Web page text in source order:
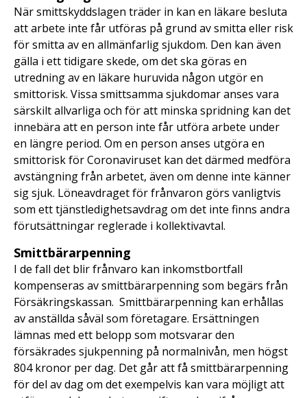
När smittskyddslagen träder in kan en läkare besluta
att arbete inte får utföras på grund av smitta eller risk
för smitta av en allmänfarlig sjukdom. Den kan även
gälla i ett tidigare skede, om det ska göras en
utredning av en läkare huruvida någon utgör en
smittorisk. Vissa smittsamma sjukdomar anses vara
särskilt allvarliga och för att minska spridning kan det
innebära att en person inte får utföra arbete under
en längre period. Om en person anses utgöra en
smittorisk för Coronaviruset kan det därmed medföra
avstängning från arbetet, även om denne inte känner
sig sjuk. Löneavdraget för frånvaron görs vanligtvis
som ett tjänstledighetsavdrag om det inte finns andra
förutsättningar reglerade i kollektivavtal.
Smittbärarpenning
I de fall det blir frånvaro kan inkomstbortfall
kompenseras av smittbärarpenning som begärs från
Försäkringskassan. Smittbärarpenning kan erhållas
av anställda såväl som företagare. Ersättningen
lämnas med ett belopp som motsvarar den
försäkrades sjukpenning på normalnivån, men högst
804 kronor per dag. Det går att få smittbärarpenning
för del av dag om det exempelvis kan vara möjligt att